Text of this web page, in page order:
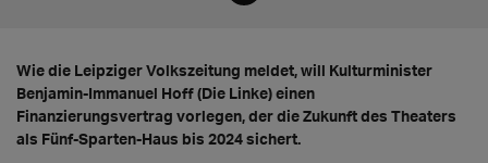
Wie die Leipziger Volkszeitung meldet, will Kulturminister
Benjamin-Immanuel Hoff (Die Linke) einen
Finanzierungsvertrag vorlegen, der die Zukunft des Theaters
als Fünf-Sparten-Haus bis 2024 sichert.